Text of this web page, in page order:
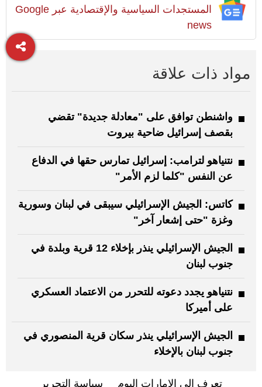
المستجدات السياسية والإقتصادية عبر Google
news
مواد ذات علاقة
واشنطن توافق على "معادلة جديدة" تقضي
بقصف إسرائيل ضاحية بيروت
نتنياهو لترامب: إسرائيل تمارس حقها في الدفاع
عن النفس "كلما لزم الأمر"
كاتس: الجيش الإسرائيلي سيبقى في لبنان وسورية
وغزة "حتى إشعار آخر"
الجيش الإسرائيلي ينذر بإخلاء 12 قرية وبلدة في
جنوب لبنان
نتنياهو يجدد دعوته للتحرر من الاعتماد العسكري
على أميركا
الجيش الإسرائيلي ينذر سكان قرية المنصوري في
جنوب لبنان بالإخلاء
تعرف إلى الإمارات اليوم سياسة التحرير